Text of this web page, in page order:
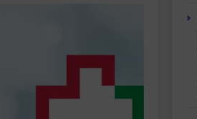
szépítette meg: minket leplezett le
Ahol köszönnek, ott még van város